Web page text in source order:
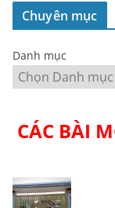
Chuyên mục
Danh mục
CÁC BÀI